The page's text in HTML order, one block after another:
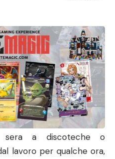
sera a discoteche o
lavoro per qualche ora,